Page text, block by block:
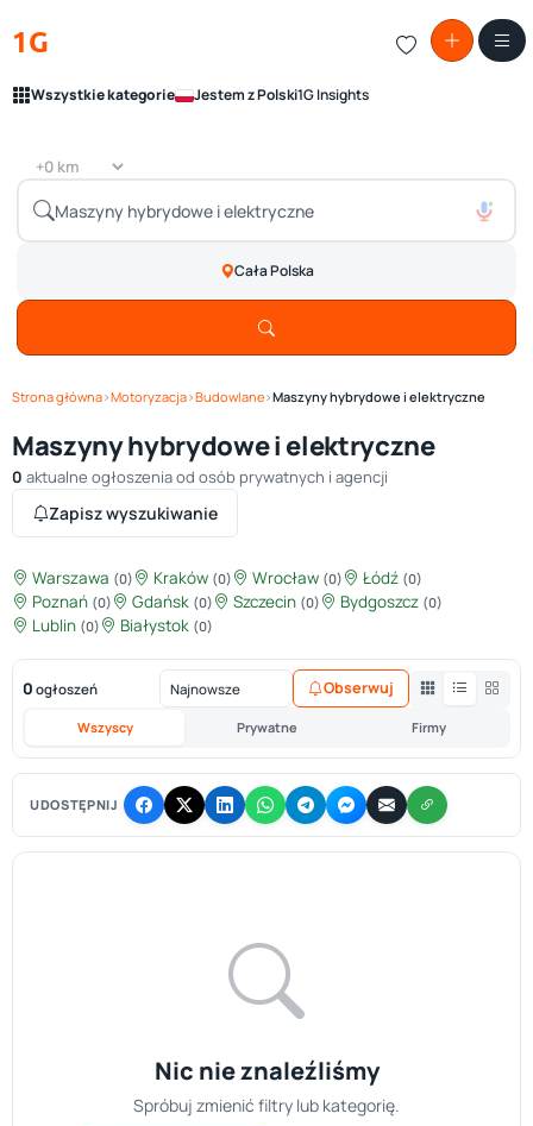
1G
Wszystkie kategorie Jestem z Polski1G Insights
Cała Polska
Strona główna›Motoryzacja›Budowlane›Maszyny hybrydowe i elektryczne
Maszyny hybrydowe i elektryczne
0 aktualne ogłoszenia od osób prywatnych i agencji
Zapisz wyszukiwanie
Warszawa (0) Kraków (0) Wrocław (0) Łódź (0)
Poznań (0) Gdańsk (0) Szczecin (0) Bydgoszcz (0)
Lublin (0) Białystok (0)
0 ogłoszeń
Wszyscy Prywatne Firmy
Obserwuj
UDOSTĘPNIJ
Nic nie znaleźliśmy
Spróbuj zmienić filtry lub kategorię.